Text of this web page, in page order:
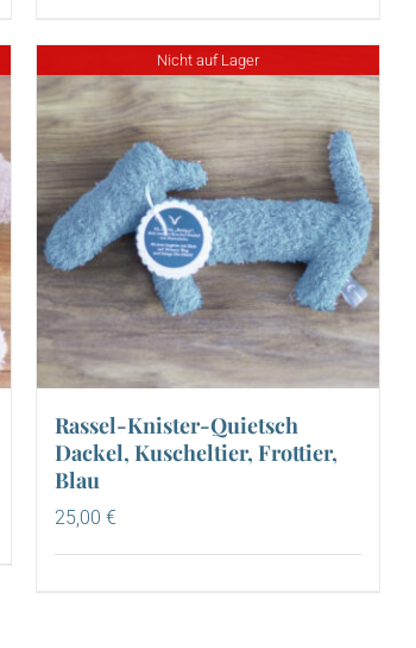
Nicht auf Lager
Rassel-Knister-Quietsch
Dackel, Kuscheltier, Frottier,
Blau
25,00€